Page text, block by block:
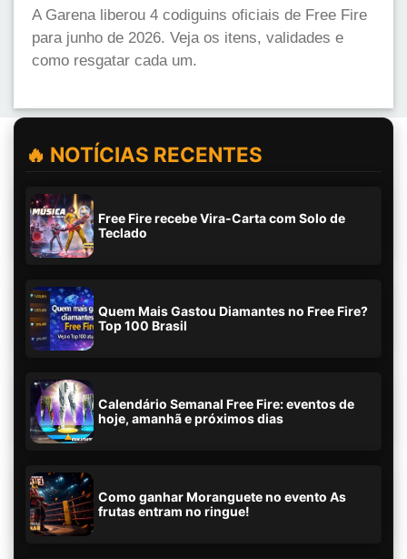
A Garena liberou 4 codiguins oficiais de Free Fire
para junho de 2026. Veja os itens, validades e
como resgatar cada um.
🔥 NOTÍCIAS RECENTES
Free Fire recebe Vira-Carta com Solo de
Teclado
Quem Mais Gastou Diamantes no Free Fire?
Top 100 Brasil
Calendário Semanal Free Fire: eventos de
hoje, amanhã e próximos dias
Como ganhar Moranguete no evento As
frutas entram no ringue!